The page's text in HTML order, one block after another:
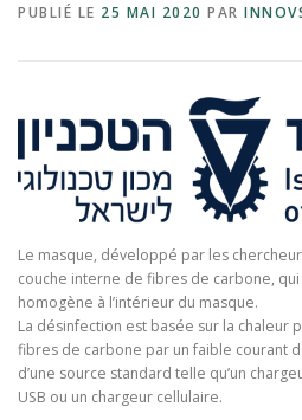
PUBLIÉ LE 25 MAI 2020 PAR
Le masque, développé par les
couche interne de fibres de carbone,
homogène à l’intérieur du masque.
La désinfection est basée sur la chaleur
fibres de carbone par un faible courant
d’une source standard telle qu’un
USB ou un chargeur cellulaire.